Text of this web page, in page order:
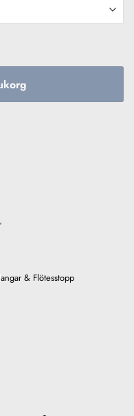
& Flötesstopp